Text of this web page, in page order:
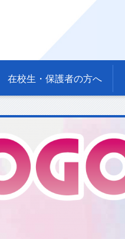
在校生・保護者の方へ